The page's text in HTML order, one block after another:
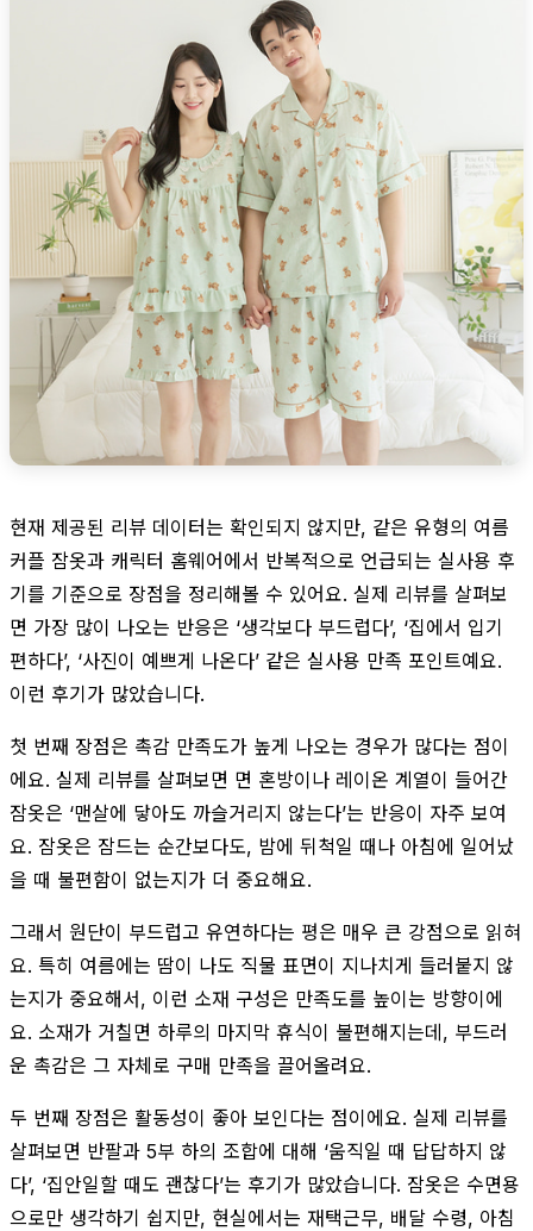
현재 제공된 리뷰 데이터는 확인되지 않지만, 같은 유형의 여름
커플 잠옷과 캐릭터 홈웨어에서 반복적으로 언급되는 실사용 후
기를 기준으로 장점을 정리해볼 수 있어요. 실제 리뷰를 살펴보
면 가장 많이 나오는 반응은 ‘생각보다 부드럽다’, ‘집에서 입기
편하다’, ‘사진이 예쁘게 나온다’ 같은 실사용 만족 포인트예요.
이런 후기가 많았습니다.
첫 번째 장점은 촉감 만족도가 높게 나오는 경우가 많다는 점이
에요. 실제 리뷰를 살펴보면 면 혼방이나 레이온 계열이 들어간
잠옷은 ‘맨살에 닿아도 까슬거리지 않는다’는 반응이 자주 보여
요. 잠옷은 잠드는 순간보다도, 밤에 뒤척일 때나 아침에 일어났
을 때 불편함이 없는지가 더 중요해요.
그래서 원단이 부드럽고 유연하다는 평은 매우 큰 강점으로 읽혀
요. 특히 여름에는 땀이 나도 직물 표면이 지나치게 들러붙지 않
는지가 중요해서, 이런 소재 구성은 만족도를 높이는 방향이에
요. 소재가 거칠면 하루의 마지막 휴식이 불편해지는데, 부드러
운 촉감은 그 자체로 구매 만족을 끌어올려요.
두 번째 장점은 활동성이 좋아 보인다는 점이에요. 실제 리뷰를
살펴보면 반팔과 5부 하의 조합에 대해 ‘움직일 때 답답하지 않
다’, ‘집안일할 때도 괜찮다’는 후기가 많았습니다. 잠옷은 수면용
으로만 생각하기 쉽지만, 현실에서는 재택근무, 배달 수령, 아침